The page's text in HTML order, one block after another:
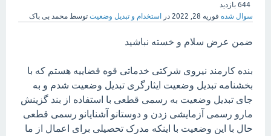
644 بازدید
سوال شده فوریه 28, 2022 در استخدام و تبدیل وضعیت توسط محمد بی باک
ضمن عرض سلام و خسته نباشید
بنده کارمند نیروی شرکتی خدماتی قوه قضاییه هستم که با
بخشنامه تبدیل وضعیت ایثارگری تبدیل وضعیت شدم و به
جای تبدیل وضعیت به رسمی قطعی با استفاده از بند گزینش
مارو رسمی آزمایشی زدن و دوستانو آشنایانو رسمی قطعی
حال با این وضعیت با اینکه مدرک تحصیلی برای اعمال از ما